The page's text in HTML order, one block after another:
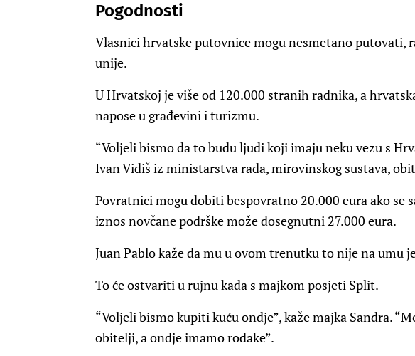
Pogodnosti
Vlasnici hrvatske putovnice mogu nesmetano putovati,
unije.
U Hrvatskoj je više od 120.000 stranih radnika, a
napose u građevini i turizmu.
“Voljeli bismo da to budu ljudi koji imaju neku vezu s
Ivan Vidiš iz ministarstva rada, mirovinskog sustava,
Povratnici mogu dobiti bespovratno 20.000 eura ako se
iznos novčane podrške može dosegnutni 27.000 eura.
Juan Pablo kaže da mu u ovom trenutku to nije na umu
To će ostvariti u rujnu kada s majkom posjeti Split.
“Voljeli bismo kupiti kuću ondje”, kaže majka Sandra.
obitelji, a ondje imamo rođake”.